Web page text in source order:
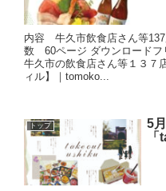
内容 牛久市飲食店さん等
数 60ページ ダウンロードフ
牛久市の飲食店さん等１３７
ィル】｜tomoko...
トップ
5